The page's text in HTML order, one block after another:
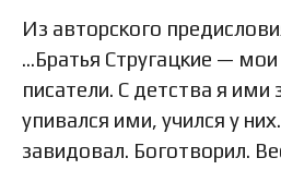
Из авторского
…Братья Стругацкие —
писатели. С детства я ими
упивался ими, учился у
завидовал. Боготворил.